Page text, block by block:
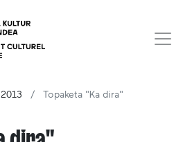
2013
Topaketa "Ka dira"